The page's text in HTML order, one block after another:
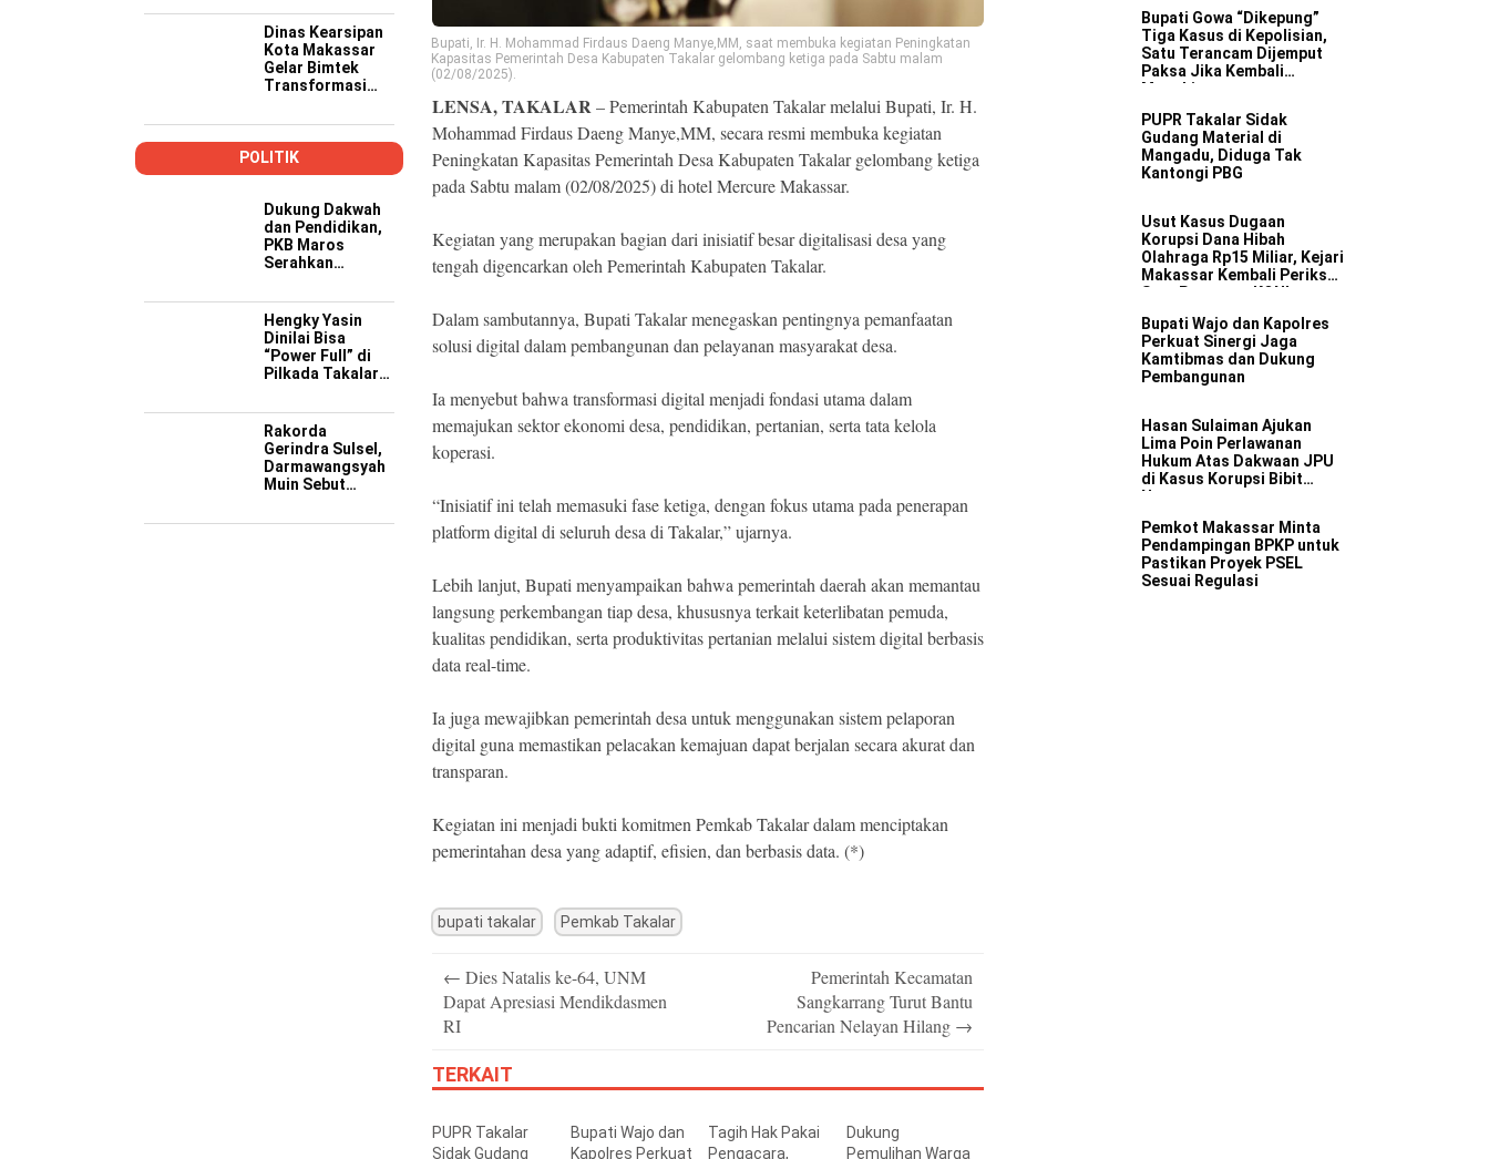
Transparan,
Musyawarah
Berakhir dengan
Kesepakatan
Dinas Kearsipan
Kota Makassar
Gelar Bimtek
Transformasi
Yogyakarta
POLITIK
Dukung Dakwah
dan Pendidikan,
PKB Maros
Serahkan
Operasional ke
Pesantren
Hidayatullah
Hengky Yasin
Dinilai Bisa
“Power Full” di
Pilkada Takalar
Rakorda
Gerindra Sulsel,
Darmawangsyah
Muin Sebut
Strategis
Bupati, Ir. H. Mohammad Firdaus Daeng Manye,MM, saat membuka kegiatan Peningkatan
Kapasitas Pemerintah Desa Kabupaten Takalar gelombang ketiga pada Sabtu malam
(02/08/2025).
LENSA, TAKALAR– Pemerintah Kabupaten Takalar melalui Bupati, Ir. H.
Mohammad Firdaus Daeng Manye,MM, secara resmi membuka kegiatan
Peningkatan Kapasitas Pemerintah Desa Kabupaten Takalar gelombang ketiga
pada Sabtu malam (02/08/2025) di hotel Mercure Makassar.
Kegiatan yang merupakan bagian dari inisiatif besar digitalisasi desa yang
tengah digencarkan oleh Pemerintah Kabupaten Takalar.
Dalam sambutannya, Bupati Takalar menegaskan pentingnya pemanfaatan
solusi digital dalam pembangunan dan pelayanan masyarakat desa.
Ia menyebut bahwa transformasi digital menjadi fondasi utama dalam
memajukan sektor ekonomi desa, pendidikan, pertanian, serta tata kelola
koperasi.
“Inisiatif ini telah memasuki fase ketiga, dengan fokus utama pada penerapan
platform digital di seluruh desa di Takalar,” ujarnya.
Lebih lanjut, Bupati menyampaikan bahwa pemerintah daerah akan memantau
langsung perkembangan tiap desa, khususnya terkait keterlibatan pemuda,
kualitas pendidikan, serta produktivitas pertanian melalui sistem digital berbasis
data real-time.
Ia juga mewajibkan pemerintah desa untuk menggunakan sistem pelaporan
digital guna memastikan pelacakan kemajuan dapat berjalan secara akurat dan
transparan.
Kegiatan ini menjadi bukti komitmen Pemkab Takalar dalam menciptakan
pemerintahan desa yang adaptif, efisien, dan berbasis data. (*)
bupati takalar Pemkab Takalar
navigation
← Dies Natalis ke-64, UNM
Dapat Apresiasi Mendikdasmen
RI
Pemerintah Kecamatan
Sangkarrang Turut Bantu
Pencarian Nelayan Hilang →
TERKAIT
PUPR Takalar
Sidak Gudang
Bupati Wajo dan
Kapolres Perkuat
Tagih Hak Pakai
Pengacara,
Dukung
Pemulihan Warga
Bupati Gowa “Dikepung”
Tiga Kasus di Kepolisian,
Satu Terancam Dijemput
Paksa Jika Kembali
Mangkir
PUPR Takalar Sidak
Gudang Material di
Mangadu, Diduga Tak
Kantongi PBG
Usut Kasus Dugaan
Korupsi Dana Hibah
Olahraga Rp15 Miliar, Kejari
Makassar Kembali Periksa
Satu Pengurus KONI
Bupati Wajo dan Kapolres
Perkuat Sinergi Jaga
Kamtibmas dan Dukung
Pembangunan
Hasan Sulaiman Ajukan
Lima Poin Perlawanan
Hukum Atas Dakwaan JPU
di Kasus Korupsi Bibit
Nanas
Pemkot Makassar Minta
Pendampingan BPKP untuk
Pastikan Proyek PSEL
Sesuai Regulasi